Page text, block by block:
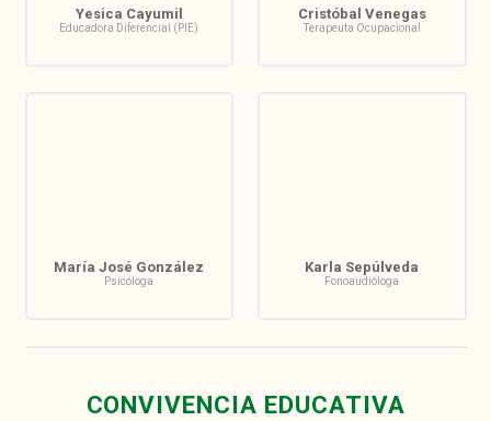
Yesica Cayumil
Educadora Diferencial (PIE)
Cristóbal Venegas
Terapeuta Ocupacional
María José González
Psicóloga
Karla Sepúlveda
Fonoaudióloga
CONVIVENCIA EDUCATIVA